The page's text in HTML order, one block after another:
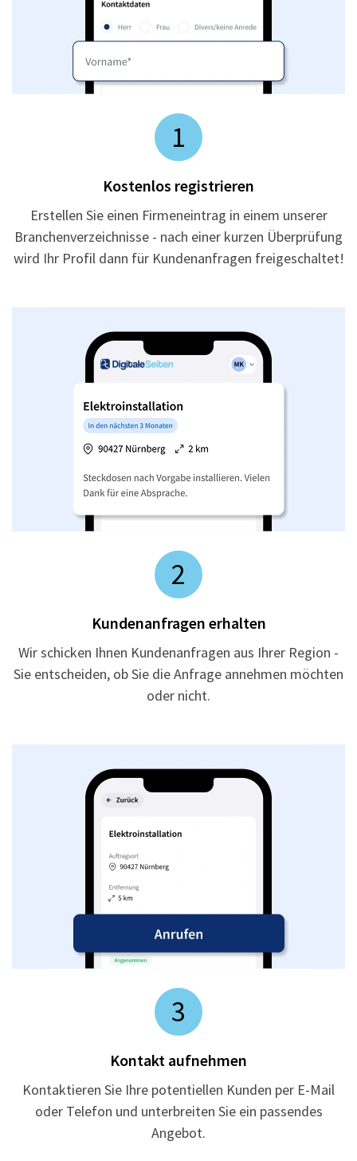
1
Kostenlos registrieren
Erstellen Sie einen Firmeneintrag in einem unserer
Branchenverzeichnisse - nach einer kurzen Überprüfung
wird Ihr Profil dann für Kundenanfragen freigeschaltet!
2
Kundenanfragen erhalten
Wir schicken Ihnen Kundenanfragen aus Ihrer Region -
Sie entscheiden, ob Sie die Anfrage annehmen möchten
oder nicht.
3
Kontakt aufnehmen
Kontaktieren Sie Ihre potentiellen Kunden per E-Mail
oder Telefon und unterbreiten Sie ein passendes
Angebot.